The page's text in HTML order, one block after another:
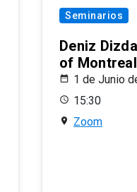
Seminarios
Deniz
of Montreal
1 de Junio
15:30
Zoom